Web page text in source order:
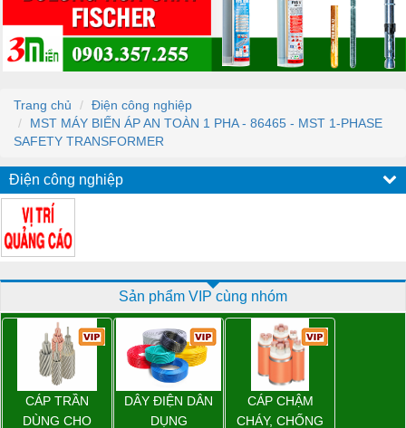
Trang chủ
Điện công nghiệp
MST MÁY BIẾN ÁP AN TOÀN 1 PHA - 86465 - MST 1-PHASE
SAFETY TRANSFORMER
Điện công nghiệp
Sản phẩm VIP cùng nhóm
CÁP TRẦN
DÙNG CHO
DÂY ĐIỆN DÂN
DỤNG
CÁP CHẬM
CHÁY, CHỐNG